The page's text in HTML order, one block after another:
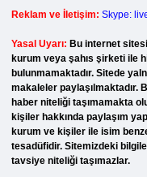
Reklam ve İletişim: Skype:
Yasal Uyarı: Bu internet
kurum veya şahıs şirketi ile
bulunmamaktadır. Sitede
makaleler paylaşılmaktadır.
haber niteliği taşımamakta
kişiler hakkında paylaşım
kurum ve kişiler ile isim
tesadüfidir. Sitemizdeki
tavsiye niteliği taşımazlar.